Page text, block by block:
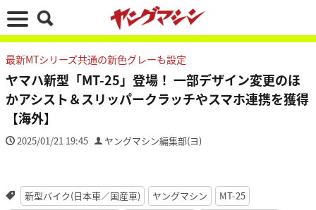
最新MTシリーズ共通の新色グレーも設定
ヤマハ新型「MT-25」登場！ 一部デザイン変更のほ
かアシスト＆スリッパークラッチやスマホ連携を獲得
【海外】
2025/01/21 19:45 ヤングマシン編集部(ヨ)
新型バイク(日本車／国産車) ヤングマシン
MT-25